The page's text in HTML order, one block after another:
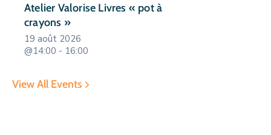
Atelier Valorise Livres « pot à
crayons »
19 août 2026
@14:00 - 16:00
View All Events